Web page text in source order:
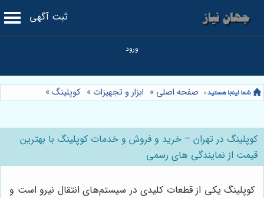
ثبت آگهی
صفحه اصلی » ابزار و تجهیزات » کوپلینگ»
کوپلینگ در تهران – خرید و فروش و خدمات کوپلینگ با بهترین
قیمت از نمایندگی های رسمی
کوپلینگ یکی از قطعات کلیدی در سیستم‌های انتقال نیرو است و